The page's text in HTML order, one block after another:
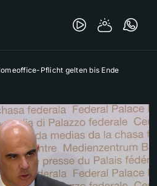
Pflicht gelten bis Ende